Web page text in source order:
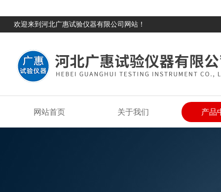
欢迎来到河北广惠试验仪器有限公司网站！
网站首页 关于我们 产品